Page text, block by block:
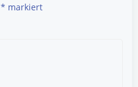
* markiert